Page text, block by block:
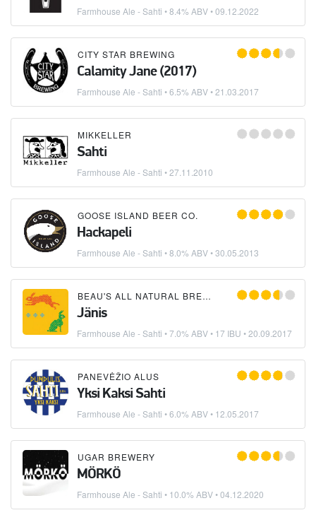
Farmhouse Ale - Sahti • 8.4% ABV •09.12.2022
CITY STAR BREWING
Calamity Jane (2017)
Farmhouse Ale - Sahti • 6.5% ABV •21.03.2017
MIKKELLER
Sahti
Farmhouse Ale - Sahti •27.11.2010
GOOSE ISLAND BEER CO.
Hackapeli
Farmhouse Ale - Sahti • 8.0% ABV •30.05.2013
BEAU'S ALL NATURAL BREWING COMPANY
Jänis
Farmhouse Ale - Sahti • 7.0% ABV • 17 IBU •20.09.2017
PANEVĖŽIO ALUS
Yksi Kaksi Sahti
Farmhouse Ale - Sahti • 6.0% ABV • 12.05.2017
UGAR BREWERY
MÖRKÖ
Farmhouse Ale - Sahti • 10.0% ABV •04.12.2020